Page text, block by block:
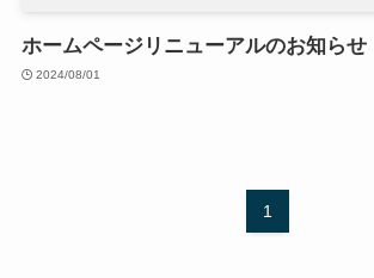
ホームページリニューアルのお知らせ
2024/08/01
1